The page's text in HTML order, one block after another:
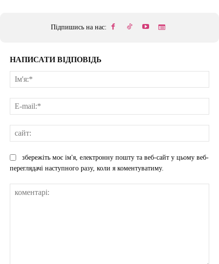
Підпишись на нас:
НАПИСАТИ ВІДПОВІДЬ
збережіть моє ім'я, електронну пошту та веб-сайт у цьому веб-
переглядачі наступного разу, коли я коментуватиму.